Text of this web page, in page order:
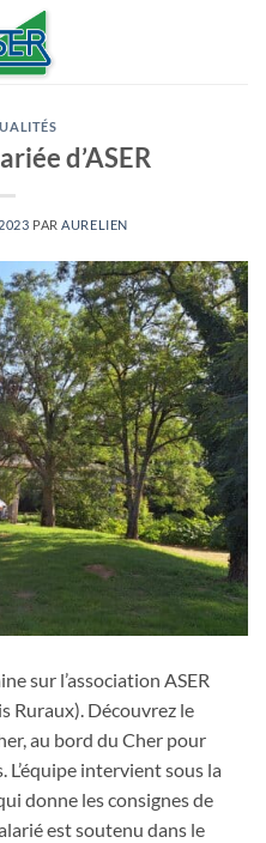
d’ASER
PAR AURELIEN
sur l’association ASER
Ruraux). Découvrez le
au bord du Cher pour
L’équipe intervient sous la
donne les consignes de
est soutenu dans le